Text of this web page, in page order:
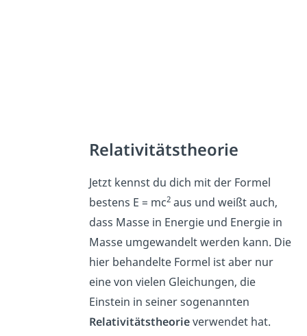
Relativitätstheorie
Jetzt kennst du dich mit der Formel
bestens E = mc2 aus und weißt auch,
dass Masse in Energie und Energie in
Masse umgewandelt werden kann. Die
hier behandelte Formel ist aber nur
eine von vielen Gleichungen, die
Einstein in seiner sogenannten
Relativitätstheorieverwendet hat.